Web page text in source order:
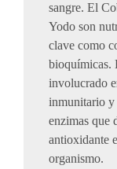
sangre. El
Yodo son
clave como
bioquímicas.
involucrado
inmunitario y
enzimas que
antioxidante
organismo.